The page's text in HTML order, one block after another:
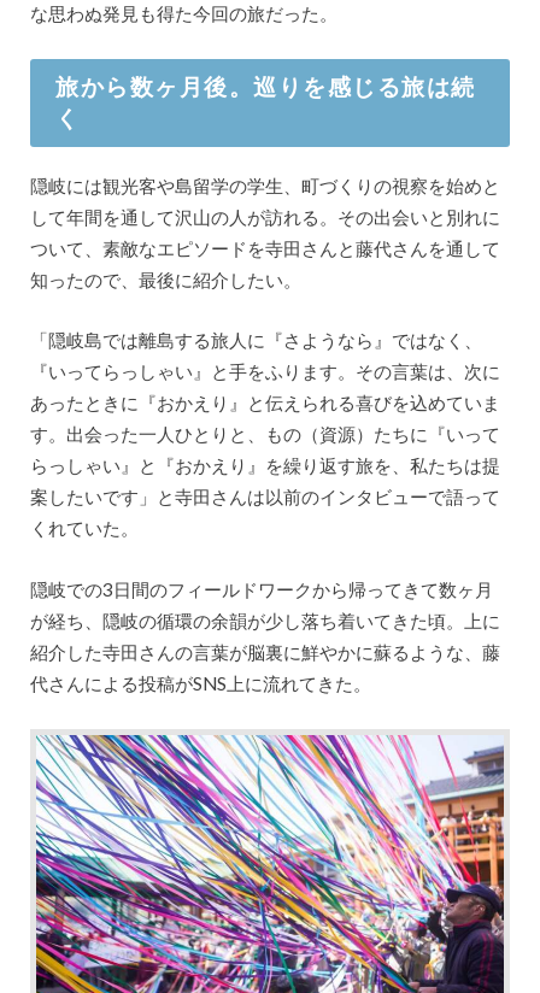
な思わぬ発見も得た今回の旅だった。
旅から数ヶ月後。巡りを感じる旅は続
く
隠岐には観光客や島留学の学生、町づくりの視察を始めと
して年間を通して沢山の人が訪れる。その出会いと別れに
ついて、素敵なエピソードを寺田さんと藤代さんを通して
知ったので、最後に紹介したい。
「隠岐島では離島する旅人に『さようなら』ではなく、
『いってらっしゃい』と手をふります。その言葉は、次に
あったときに『おかえり』と伝えられる喜びを込めていま
す。出会った一人ひとりと、もの（資源）たちに『いって
らっしゃい』と『おかえり』を繰り返す旅を、私たちは提
案したいです」と寺田さんは以前のインタビューで語って
くれていた。
隠岐での3日間のフィールドワークから帰ってきて数ヶ月
が経ち、隠岐の循環の余韻が少し落ち着いてきた頃。上に
紹介した寺田さんの言葉が脳裏に鮮やかに蘇るような、藤
代さんによる投稿がSNS上に流れてきた。